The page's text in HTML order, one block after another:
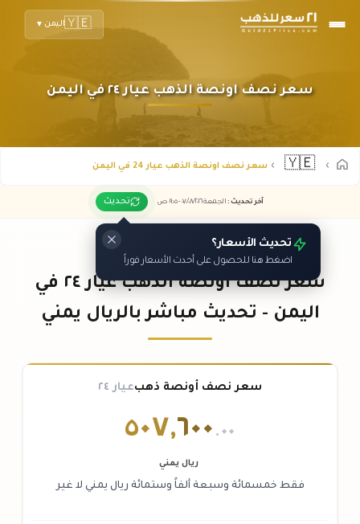
🇾🇪اليمن ▼
سعر نصف اونصة الذهب عيار ٢٤ في اليمن
🇾🇪 سعر نصف اونصة الذهب عيار 24 في اليمن
آخر تحديث : الجمعة ٠٧ /٠٨/٢٠٢٦ - ٠٩:٠٥ ص تحديث
تحديث الأسعار؟
اضغط هنا للحصول على أحدث الأسعار فوراً
سعر نصف اونصة الذهب عيار ٢٤ في
اليمن - تحديث مباشر بالريال يمني
سعر نصف أونصة ذهبعيار ٢٤
٥٠٧,٦٠٠ .٠٠
ريال يمني
فقط خمسمائة وسبعة ألفاً وستمائة ريال يمني لا غير